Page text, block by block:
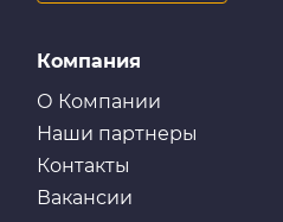
Компания
О Компании
Наши партнеры
Контакты
Вакансии